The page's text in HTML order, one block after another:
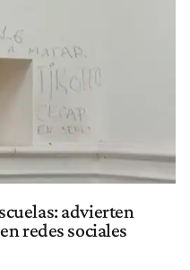
advierten
redes sociales